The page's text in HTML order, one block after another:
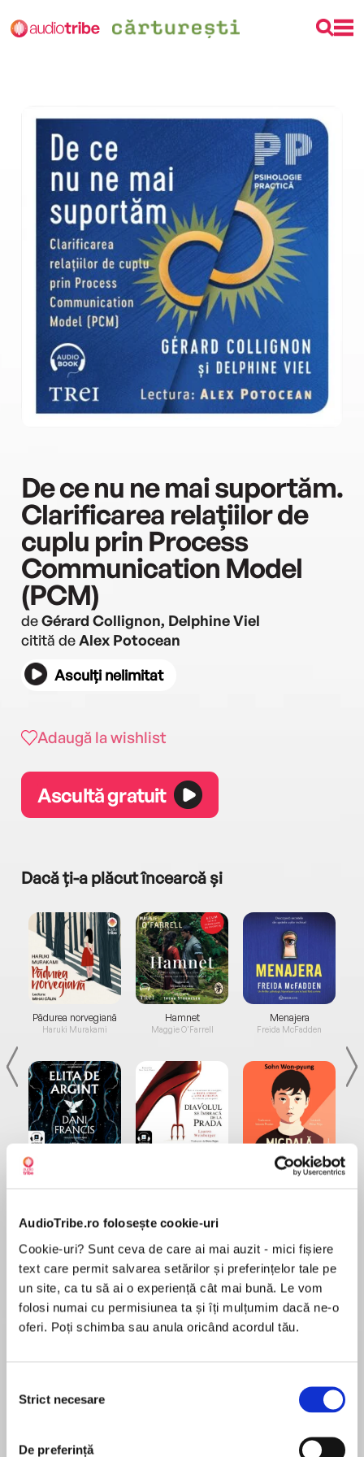
AudioTribe.ro folosește cookie-uri
Cookie-uri? Sunt ceva de care ai mai auzit - mici fișiere
text care permit salvarea setărilor și preferințelor tale pe
un site, ca tu să ai o experiență cât mai bună. Le vom
folosi numai cu permisiunea ta și îți mulțumim dacă ne-o
oferi. Poți schimba sau anula oricând acordul tău.
consimțământului
Strict necesare
De preferință
De ce nu ne mai suportăm.
Clarificarea relațiilor de
cuplu prin Process
Communication Model
(PCM)
deGérard Collignon, Delphine Viel
citită deAlex Potocean
Asculți nelimitat
Adaugă la wishlist
Ascultă gratuit
Dacă ți-a plăcut încearcă și
Pădurea norvegiană
Haruki Murakami
Elita de Argint (Elita
Hamnet
Maggie O'Farrell
Menajera
Freida McFadden
Migdală
Sohn Won-pyung
Desprecarte
Lucrurile nu mai merg între noi? Nu ne mai
înțelegem, nu mai rezonăm unul cu altul? Doar
unul dintre noi trage la căruță, în timp ce celălalt
și chiar înainte de a duce relația la terapie,
autorul acestei cărți vă propune să încercați
metoda sa, Process Communication, care și-a
MAI MULT